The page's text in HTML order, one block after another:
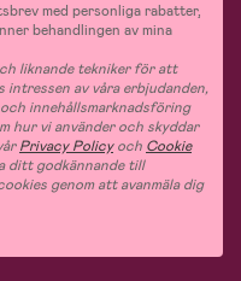
med personliga rabatter,
behandlingen av mina
liknande tekniker för att
intressen av våra erbjudanden,
innehållsmarknadsföring
hur vi använder och skyddar
Privacy Policyoch Cookie
ditt godkännande till
genom att avanmäla dig